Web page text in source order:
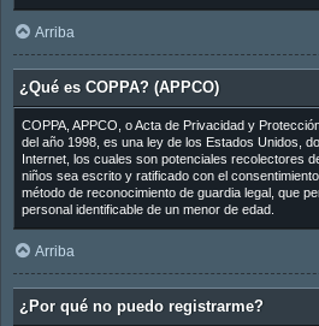
Arriba
¿Qué es COPPA? (APPCO)
COPPA, APPCO, o Acta de Privacidad y
del año 1998, es una ley de los Estados Unidos,
Internet, los cuales son potenciales recolectores
niños sea escrito y ratificado con el
método de reconocimiento de guardia legal, que
personal identificable de un menor de edad.
Arriba
¿Por qué no puedo registrarme?